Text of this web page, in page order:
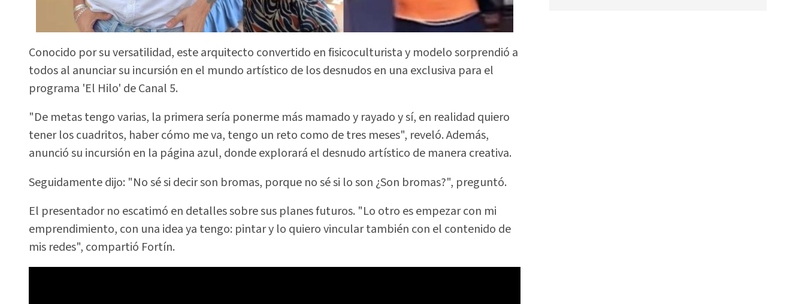
Conocido por su versatilidad, este arquitecto convertido en fisicoculturista y modelo sorprendió a
todos al anunciar su incursión en el mundo artístico de los desnudos en una exclusiva para el
programa 'El Hilo' de Canal 5.
"De metas tengo varias, la primera sería ponerme más mamado y rayado y sí, en realidad quiero
tener los cuadritos, haber cómo me va, tengo un reto como de tres meses", reveló. Además,
anunció su incursión en la página azul, donde explorará el desnudo artístico de manera creativa.
Seguidamente dijo: "No sé si decir son bromas, porque no sé si lo son ¿Son bromas?", preguntó.
El presentador no escatimó en detalles sobre sus planes futuros. "Lo otro es empezar con mi
emprendimiento, con una idea ya tengo: pintar y lo quiero vincular también con el contenido de
mis redes", compartió Fortín.